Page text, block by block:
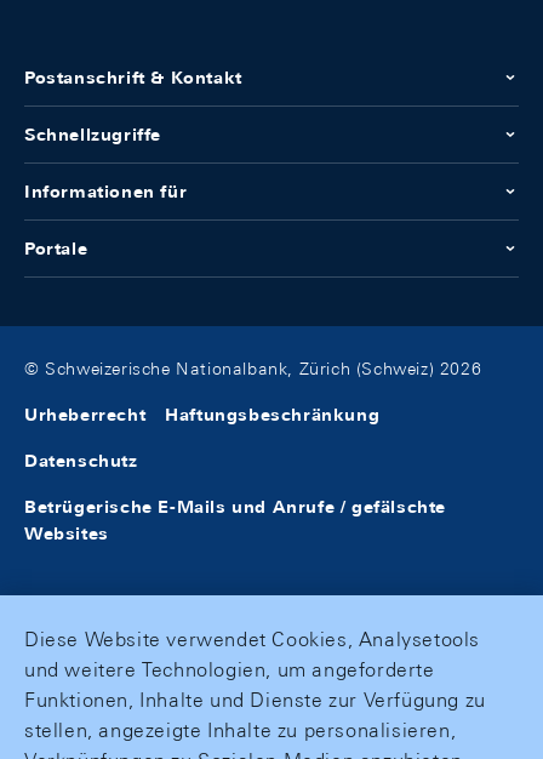
Postanschrift & Kontakt
Schnellzugriffe
Informationen für
Portale
© Schweizerische Nationalbank, Zürich (Schweiz) 2026
Urheberrecht Haftungsbeschränkung
Datenschutz
Betrügerische E-Mails und Anrufe / gefälschte
Websites
Diese Website verwendet Cookies, Analysetools
und weitere Technologien, um angeforderte
Funktionen, Inhalte und Dienste zur Verfügung zu
stellen, angezeigte Inhalte zu personalisieren,